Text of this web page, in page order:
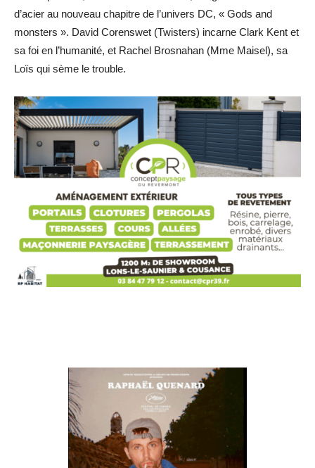
d’acier au nouveau chapitre de l’univers DC, « Gods and
monsters ». David Corenswet (Twisters) incarne Clark Kent et
sa foi en l’humanité, et Rachel Brosnahan (Mme Maisel), sa
Loïs qui sème le trouble.